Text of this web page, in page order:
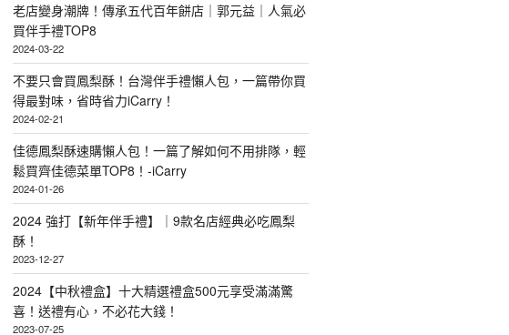
老店變身潮牌！傳承五代百年餅店｜郭元益｜人氣必
買伴手禮TOP8
2024-03-22
不要只會買鳳梨酥！台灣伴手禮懶人包，一篇帶你買
得最對味，省時省力iCarry！
2024-02-21
佳德鳳梨酥速購懶人包！一篇了解如何不用排隊，輕
鬆買齊佳德菜單TOP8！-iCarry
2024-01-26
2024 強打【新年伴手禮】｜9款名店經典必吃鳳梨
酥！
2023-12-27
2024【中秋禮盒】十大精選禮盒500元享受滿滿驚
喜！送禮有心，不必花大錢！
2023-07-25